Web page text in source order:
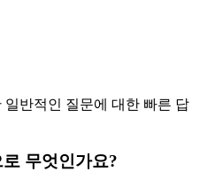
반적인 질문에 대한 빠른 답
무엇인가요?